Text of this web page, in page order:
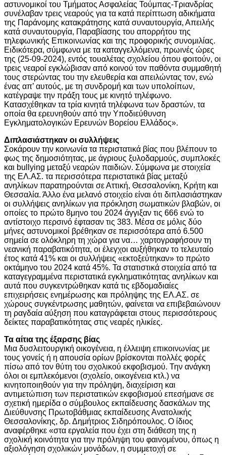
αστυνομικοί του Τμήματος Ασφαλείας Τούμπας-Τριανδρίας
συνέλαβαν τρεις νεαρούς για τα κατά περίπτωση αδικήματα
της Παράνομης κατακράτησης κατά συναυτουργία, Απειλής
κατά συναυτουργία, Παραβίασης του απορρήτου της
τηλεφωνικής Επικοινωνίας και της προφορικής συνομιλίας.
Ειδικότερα, σύμφωνα με τα καταγγελλόμενα, πρωινές ώρες
της (25-09-2024), εντός τουαλέτας σχολείου όπου φοιτούν, οι
τρεις νεαροί εγκλώβισαν από κοινού τον παθόντα συμμαθητή
τους στερώντας του την ελευθερία και απειλώντας τον, ενώ
ένας απ’ αυτούς, με τη συνδρομή και των υπολοίπων,
κατέγραψε την πράξη τους με κινητό τηλέφωνο.
Κατασχέθηκαν τα τρία κινητά τηλέφωνα των δραστών, τα
οποία θα ερευνηθούν από την Υποδιεύθυνση
Εγκληματολογικών Ερευνών Βορείου Ελλάδος».
Διπλασιάστηκαν οι συλλήψεις
Σοκάρουν την κοινωνία τα περιστατικά βίας που βλέπουν το
φως της δημοσιότητας, με άγριους ξυλοδαρμούς, συμπλοκές
και bullying μεταξύ νεαρών παιδιών. Σύμφωνα με στοιχεία
της ΕΛ.ΑΣ. τα περισσότερα περιστατικά βίας μεταξύ
ανηλίκων παρατηρούνται σε Αττική, Θεσσαλονίκη, Κρήτη και
Θεσσαλία. Άλλο ένα μελανό στοιχείο είναι ότι διπλασιάστηκαν
οι συλλήψεις ανηλίκων για πρόκληση σωματικών βλαβών, οι
οποίες το πρώτο 8μηνο του 2024 άγγιξαν τις 666 ενώ το
αντίστοιχο περσινό έφτασαν τις 383. Μέσα σε μόλις δύο
μήνες αστυνομικοί βρέθηκαν σε περισσότερα από 6.500
σημεία σε ολόκληρη τη χώρα για να… χαρτογραφήσουν τη
νεανική παραβατικότητα, οι έλεγχοι αυξήθηκαν το τελευταίο
έτος κατά 41% και οι συλλήψεις «εκτοξεύτηκαν» το πρώτο
οκτάμηνο του 2024 κατά 45%. Τα στατιστικά στοιχεία από τα
καταγεγραμμένα περιστατικά εγκληματικότητας ανηλίκων και
αυτά που συγκεντρώθηκαν κατά τις εβδομαδιαίες
επιχειρήσεις ενημέρωσης και πρόληψης της ΕΛ.ΑΣ. σε
χώρους συγκέντρωσης μαθητών, φαίνεται να επιβεβαιώνουν
τη ραγδαία αύξηση που καταγράφεται στους περισσότερους
δείκτες παραβατικότητας στις νεαρές ηλικίες.
Τα αίτια της έξαρσης βίας
Μια δυσλειτουργική οικογένεια, η έλλειψη επικοινωνίας με
τους γονείς ή η απουσία ορίων βρίσκονται πολλές φορές
πίσω από τον θύτη του σχολικού εκφοβισμού. Την ανάγκη
όλοι οι εμπλεκόμενοι (σχολείο, οικογένεια κτλ.) να
κινητοποιηθούν για την πρόληψη, διαχείριση και
αντιμετώπιση των περιστατικών εκφοβισμού επεσήμανε σε
σχετική ημερίδα ο σύμβουλος εκπαίδευσης δασκάλων της
Διεύθυνσης Πρωτοβάθμιας εκπαίδευσης Ανατολικής
Θεσσαλονίκης, δρ. Δημήτριος Σιδηρόπουλος. Ο ίδιος
αναφέρθηκε «στα εργαλεία που έχει στη διάθεση της η
σχολική κοινότητα για την πρόληψη του φαινομένου, όπως η
αξιολόγηση σχολικών μονάδων, η συμμετοχή σε